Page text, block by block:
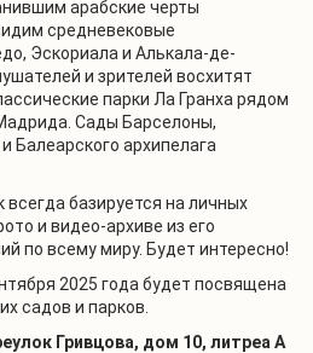
арабские черты
средневековые
Эскориала и Алькала-де-
и зрителей восхитят
парки Ла Гранха рядом
Сады Барселоны,
Балеарского архипелага
базируется на личных
и видео-архиве из его
по всему миру. Будет интересно!
2025 года будет посвящена
садов и парков.
Гривцова, дом 10, литреа А